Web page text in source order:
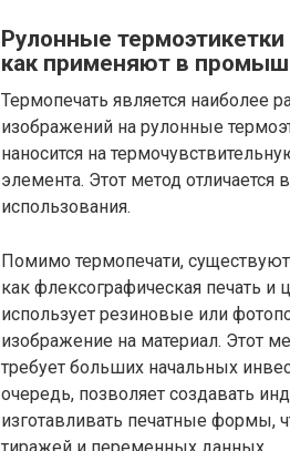
Рулонные
как применяют в
Термопечать является наиболее
изображений на рулонные
наносится на
элемента. Этот метод
использования.
Помимо термопечати,
как флексографическая печать и
использует резиновые или
изображение на материал. Этот
требует больших начальных
очередь, позволяет создавать
изготавливать печатные формы,
тиражей и переменных данных.